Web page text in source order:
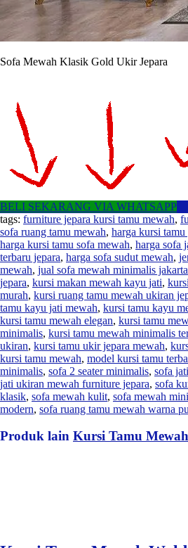
Sofa Mewah Klasik Gold Ukir Jepara
BELI SEKARANG VIA WHATSAPP
tags: furniture jepara kursi tamu mewah,
sofa ruang tamu mewah, harga kursi
harga kursi tamu sofa mewah, harga sofa
terbaru jepara, harga sofa sudut mewah,
mewah, jual sofa mewah minimalis jakarta
jepara, kursi makan mewah kayu jati,
murah, kursi ruang tamu mewah ukiran
tamu kayu jati mewah, kursi tamu kayu
kursi tamu mewah elegan, kursi tamu
minimalis, kursi tamu mewah minimalis
ukiran, kursi tamu ukir jepara mewah,
kursi tamu mewah, model kursi tamu
minimalis, sofa 2 seater minimalis, sofa
jati ukiran mewah furniture jepara, sofa
klasik, sofa mewah kulit, sofa mewah
modern, sofa ruang tamu mewah warna
Produk lain Kursi Tamu Mewah